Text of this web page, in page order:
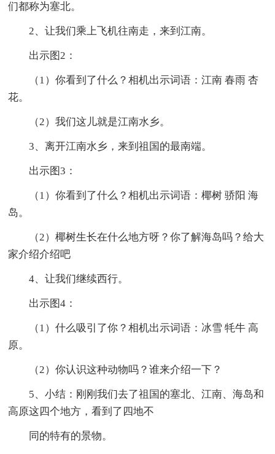
们都称为塞北。
2、让我们乘上飞机往南走，来到江南。
出示图2：
（1）你看到了什么？相机出示词语：江南 春雨 杏
花。
（2）我们这儿就是江南水乡。
3、离开江南水乡，来到祖国的最南端。
出示图3：
（1）你看到了什么？相机出示词语：椰树 骄阳 海
岛。
（2）椰树生长在什么地方呀？你了解海岛吗？给大
家介绍介绍吧
4、让我们继续西行。
出示图4：
（1）什么吸引了你？相机出示词语：冰雪 牦牛 高
原。
（2）你认识这种动物吗？谁来介绍一下？
5、小结：刚刚我们去了祖国的塞北、江南、海岛和
高原这四个地方，看到了四地不
同的特有的景物。